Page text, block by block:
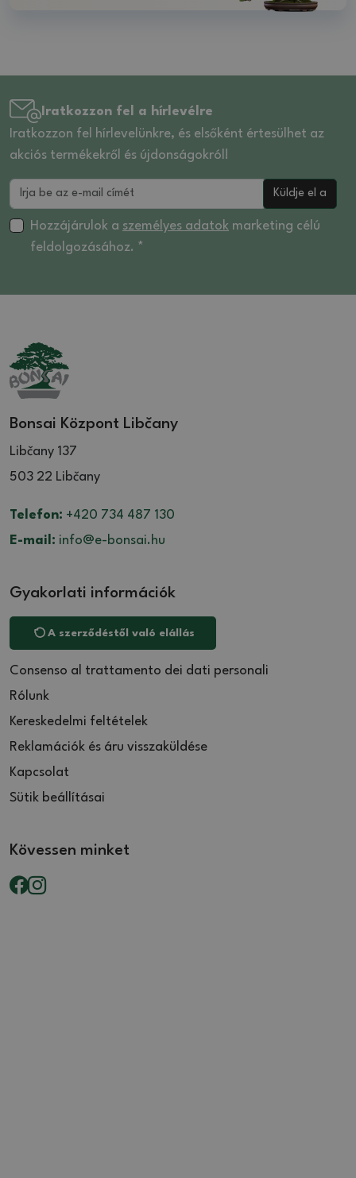
Iratkozzon fel a hírlevélre
Iratkozzon fel hírlevelünkre, és elsőként értesülhet az
akciós termékekről és újdonságokról!
Küldje el a
Hozzájárulok a személyes adatok marketing célú
feldolgozásához. *
Bonsai Központ Libčany
Libčany 137
503 22 Libčany
Telefon: +420 734 487 130
E-mail: info@e-bonsai.hu
Gyakorlati információk
A szerződéstől való elállás
Consenso al trattamento dei dati personali
Rólunk
Kereskedelmi feltételek
Reklamációk és áru visszaküldése
Kapcsolat
Sütik beállításai
Kövessen minket